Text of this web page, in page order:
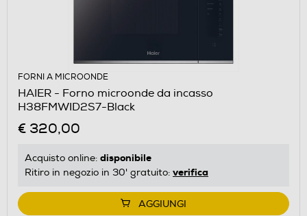
FORNI A MICROONDE
HAIER - Forno microonde da incasso
H38FMWID2S7-Black
€ 320,00
Acquisto online: disponibile
Ritiro in negozio in 30' gratuito: verifica
AGGIUNGI